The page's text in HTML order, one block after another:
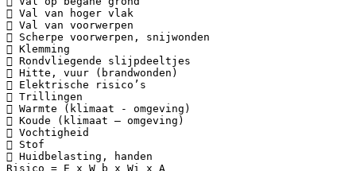
 Val van hoger vlak
 Val van voorwerpen
 Scherpe voorwerpen, snijwonden
 Klemming
 Rondvliegende slijpdeeltjes
 Hitte, vuur (brandwonden)
 Elektrische risico’s
 Trillingen
 Warmte (klimaat - omgeving)
 Koude (klimaat – omgeving)
 Vochtigheid
 Stof
 Huidbelasting, handen
Risico = E x W b x Wi x A